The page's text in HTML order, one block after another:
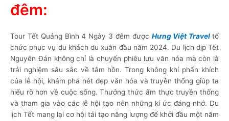
đêm:
Tour Tết Quảng Bình 4 Ngày 3 đêm được Hưng Việt Travel tổ
chức phục vụ du khách du xuân đầu năm 2024. Du lịch dịp Tết
Nguyên Đán không chỉ là chuyến phiêu lưu văn hóa mà còn là
trải nghiệm sâu sắc về tâm hồn. Trong không khí phấn khích
của lễ hội, khám phá nét đẹp văn hóa và truyền thống giúp ta
hiểu rõ hơn về cuộc sống. Thưởng thức ẩm thực truyền thống
và tham gia vào các lễ hội tạo nên những kí ức đáng nhớ. Du
lịch Tết mang lại cơ hội tái tạo năng lượng để khởi đầu một năm